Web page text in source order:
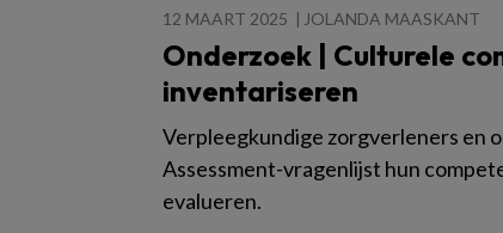
12 MAART 2025 JOLANDA MAASKANT
Onderzoek | Culturele
inventariseren
Verpleegkundige zorgverleners en
Assessment-vragenlijst hun
evalueren.